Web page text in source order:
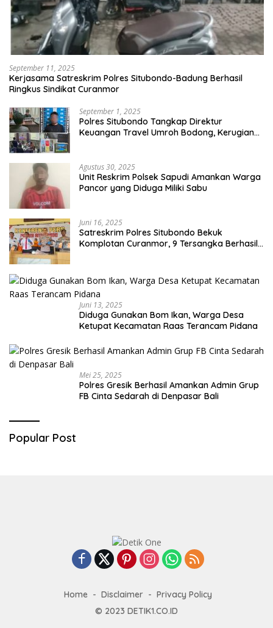
September 11, 2025
Kerjasama Satreskrim Polres Situbondo-Badung Berhasil
Ringkus Sindikat Curanmor
September 1, 2025
Polres Situbondo Tangkap Direktur
Keuangan Travel Umroh Bodong, Kerugian
Agustus 30, 2025
Unit Reskrim Polsek Sapudi Amankan Warga
Pancor yang Diduga Miliki Sabu
Juni 16, 2025
Satreskrim Polres Situbondo Bekuk
Komplotan Curanmor, 9 Tersangka Berhasil
Juni 13, 2025
Diduga Gunakan Bom Ikan, Warga Desa
Ketupat Kecamatan Raas Terancam Pidana
Mei 25, 2025
Polres Gresik Berhasil Amankan Admin Grup
FB Cinta Sedarah di Denpasar Bali
Popular Post
Home Disclaimer
Privacy Policy
© 2023 DETIK1.CO.ID